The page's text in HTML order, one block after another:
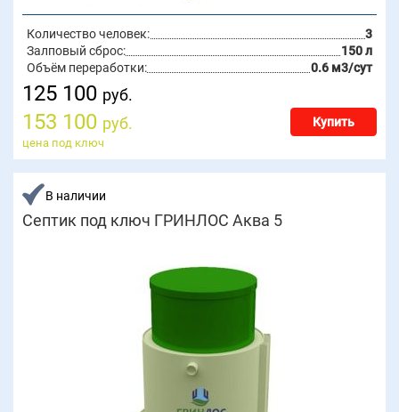
Количество человек:
3
Залповый сброс:
150 л
Объём переработки:
0.6 м3/сут
125 100 руб.
153 100 руб. Купить
цена под ключ
В наличии
Септик под ключ ГРИНЛОС Аква 5